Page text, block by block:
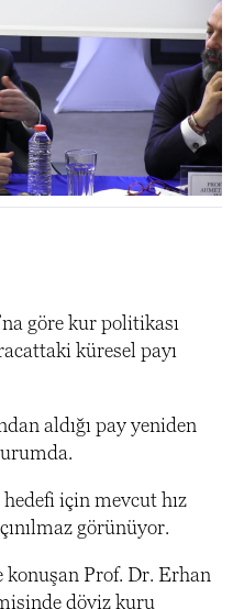
göre kur politikası
küresel payı
aldığı pay yeniden
için mevcut hız
görünüyor.
Prof. Dr. Erhan
döviz kuru